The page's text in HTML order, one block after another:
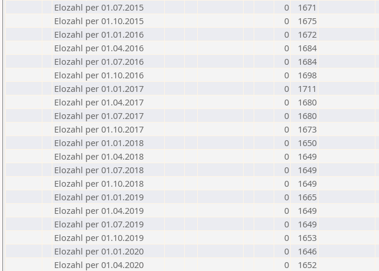
Elozahl per 01.07.2015
0
1671
Elozahl per 01.10.2015
0
1675
Elozahl per 01.01.2016
0
1672
Elozahl per 01.04.2016
0
1684
Elozahl per 01.07.2016
0
1684
Elozahl per 01.10.2016
0
1698
Elozahl per 01.01.2017
0
1711
Elozahl per 01.04.2017
0
1680
Elozahl per 01.07.2017
0
1680
Elozahl per 01.10.2017
0
1673
Elozahl per 01.01.2018
0
1650
Elozahl per 01.04.2018
0
1649
Elozahl per 01.07.2018
0
1649
Elozahl per 01.10.2018
0
1649
Elozahl per 01.01.2019
0
1665
Elozahl per 01.04.2019
0
1649
Elozahl per 01.07.2019
0
1649
Elozahl per 01.10.2019
0
1653
Elozahl per 01.01.2020
0
1646
Elozahl per 01.04.2020
0
1652